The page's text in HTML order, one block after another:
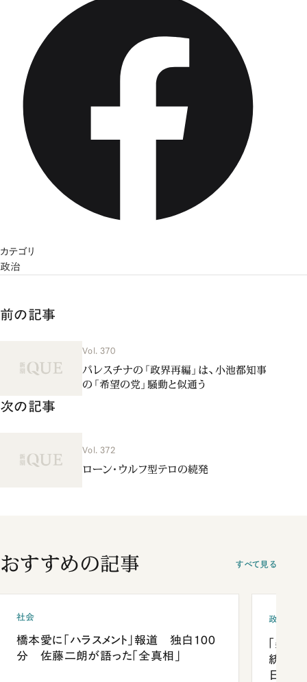
カテゴリ
政治
前の記事
Vol. 370
パレスチナの「政界再編」は、小池都知事
の「希望の党」騒動と似通う
次の記事
Vol. 372
ローン・ウルフ型テロの続発
おすすめの記事 すべて見る
社会
橋本愛に「ハラスメント」報道 独白100
分 佐藤二朗が語った「全真相」
政治
「楽し
統領と
日米